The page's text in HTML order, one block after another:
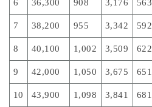
6 36,300 908 3,176 563
7 38,200 955 3,342 592
8 40,100 1,002 3,509 622
9 42,000 1,050 3,675 651
10 43,900 1,098 3,841 681